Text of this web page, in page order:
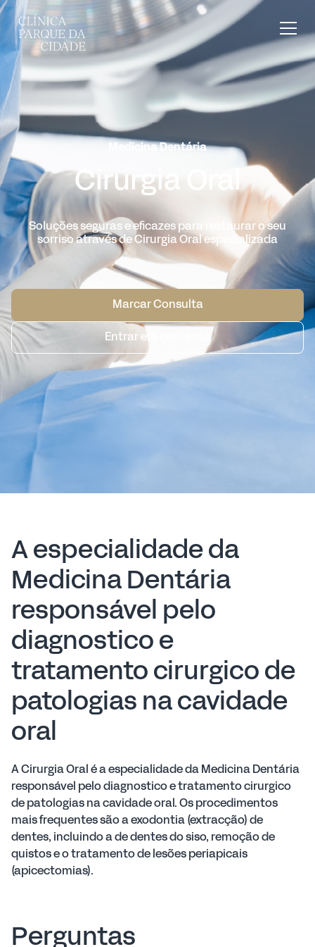
Medicina Dentária
Cirurgia Oral
Soluções seguras e eficazes para restaurar o seu
sorriso através de Cirurgia Oral especializada
Marcar Consulta
Entrar em contacto
A especialidade da
Medicina Dentária
responsável pelo
diagnostico e
tratamento cirurgico de
patologias na cavidade
oral
A Cirurgia Oral é a especialidade da Medicina Dentária
responsável pelo diagnostico e tratamento cirurgico
de patologias na cavidade oral. Os procedimentos
mais frequentes são a exodontia (extracção) de
dentes, incluindo a de dentes do siso, remoção de
quistos e o tratamento de lesões periapicais
(apicectomias).
Perguntas